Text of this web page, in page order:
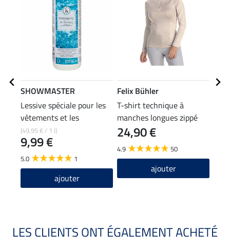
SHOWMASTER
Lessive spéciale pour les
vêtements et les
pantalons d'équitation
(49,95 € / 1 l)
9,99 €
5.0 1
ajouter
Felix Bühler
T-shirt technique à
manches longues zippé
Sofie
24,90 €
4.9 50
ajouter
LES CLIENTS ONT ÉGALEMENT ACHETÉ